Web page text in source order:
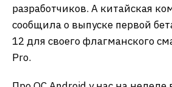
разработчиков. А китайская
сообщила о выпуске первой
12 для своего флагманского
Pro.